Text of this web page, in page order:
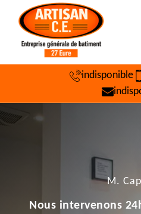
indisponible
M.
Nous intervenons